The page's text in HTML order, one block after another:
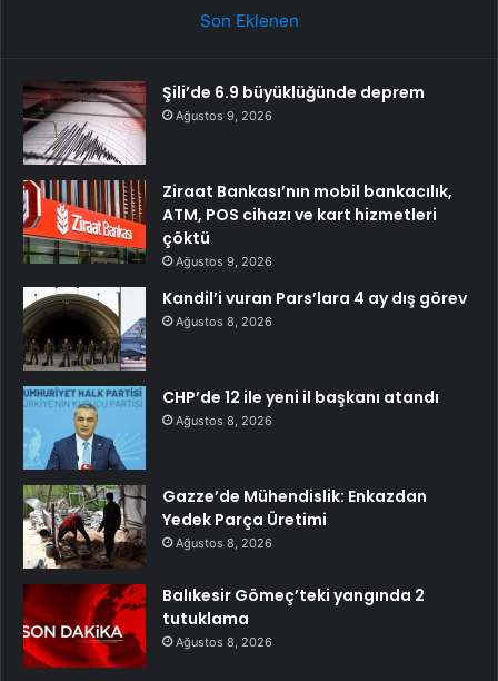
Son Eklenen
Şili’de 6.9 büyüklüğünde deprem
Ağustos 9, 2026
Ziraat Bankası’nın mobil bankacılık,
ATM, POS cihazı ve kart hizmetleri
çöktü
Ağustos 9, 2026
Kandil’i vuran Pars’lara 4 ay dış görev
Ağustos 8, 2026
CHP’de 12 ile yeni il başkanı atandı
Ağustos 8, 2026
Gazze’de Mühendislik: Enkazdan
Yedek Parça Üretimi
Ağustos 8, 2026
Balıkesir Gömeç’teki yangında 2
tutuklama
Ağustos 8, 2026